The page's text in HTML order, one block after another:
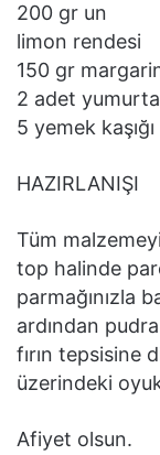
200 gr un
limon rendesi
150 gr
2 adet
5 yemek
HAZIRLANIŞI
Tüm
top halinde
parmağınızla
ardından pudra
fırın tepsisine
üzerindeki
Afiyet olsun.